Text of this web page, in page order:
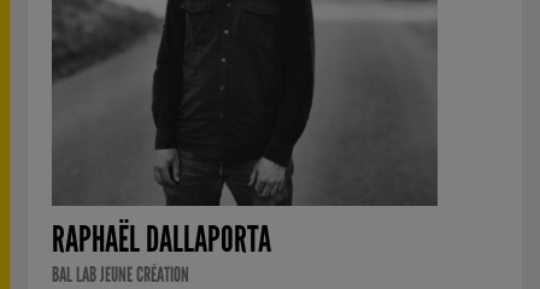
RAPHAËL DALLAPORTA
BAL LAB JEUNE CRÉATION